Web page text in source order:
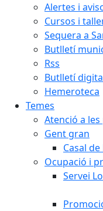
Alertes i
Cursos i
Sequera a
Butlletí
Rss
Butlletí
Hemeroteca
Temes
Atenció a
Gent gran
Casal
Ocupació i
Servei